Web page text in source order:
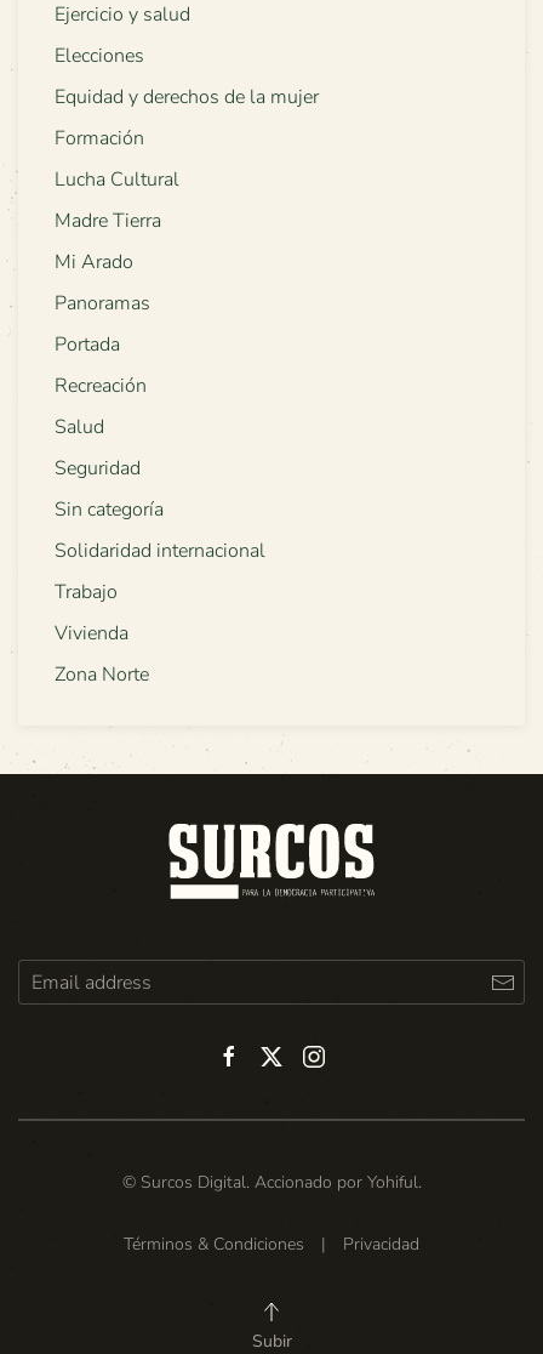
Ejercicio y salud
Elecciones
Equidad y derechos de la mujer
Formación
Lucha Cultural
Madre Tierra
Mi Arado
Panoramas
Portada
Recreación
Salud
Seguridad
Sin categoría
Solidaridad internacional
Trabajo
Vivienda
Zona Norte
© Surcos Digital. Accionado por Yohiful.
Términos & Condiciones | Privacidad
Subir